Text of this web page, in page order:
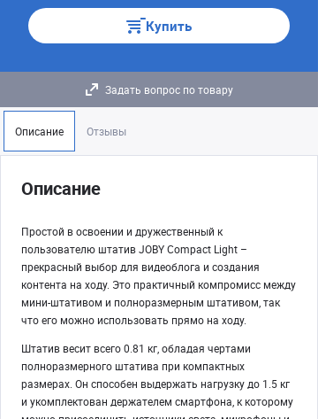
Купить
Задать вопрос по товару
Описание Отзывы
Описание
Простой в освоении и дружественный к
пользователю штатив JOBY Compact Light –
прекрасный выбор для видеоблога и создания
контента на ходу. Это практичный компромисс между
мини-штативом и полноразмерным штативом, так
что его можно использовать прямо на ходу.
Штатив весит всего 0.81 кг, обладая чертами
полноразмерного штатива при компактных
размерах. Он способен выдержать нагрузку до 1.5 кг
и укомплектован держателем смартфона, к которому